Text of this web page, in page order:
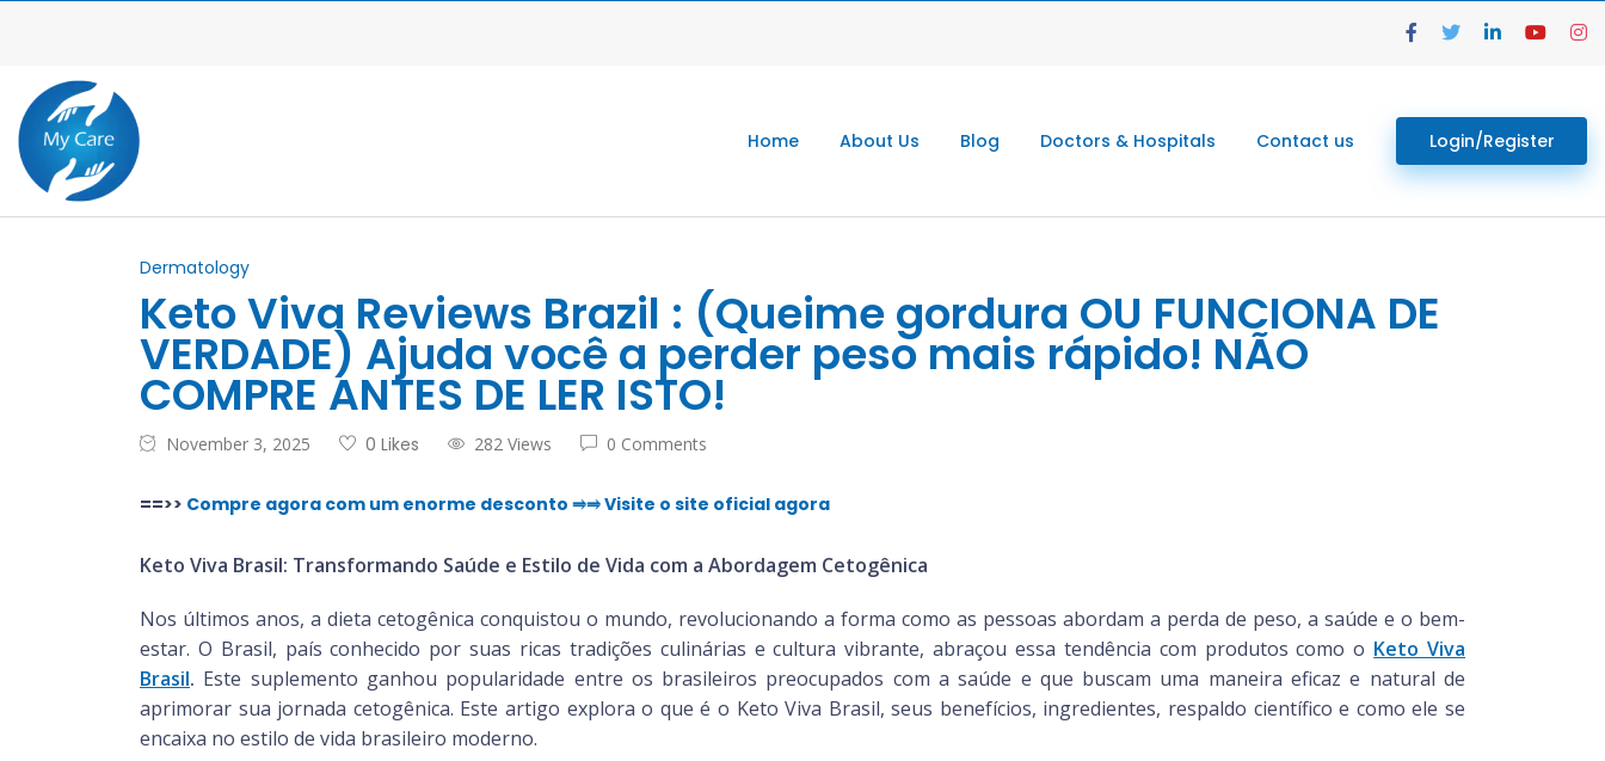
Home About Us Blog Doctors & Hospitals Contact us Login/Register
Dermatology
Keto Viva Reviews Brazil : (Queime gordura OU FUNCIONA DE
VERDADE) Ajuda você a perder peso mais rápido! NÃO
COMPRE ANTES DE LER ISTO!
November 3, 2025 0 Likes 282 Views 0 Comments
==>> Compre agora com um enorme desconto ⥤⥤ Visite o site oficial agora
Keto Viva Brasil: Transformando Saúde e Estilo de Vida com a Abordagem Cetogênica
Nos últimos anos, a dieta cetogênica conquistou o mundo, revolucionando a forma como as pessoas abordam a perda de peso, a saúde e o bem-
estar. O Brasil, país conhecido por suas ricas tradições culinárias e cultura vibrante, abraçou essa tendência com produtos como o Keto Viva
Brasil. Este suplemento ganhou popularidade entre os brasileiros preocupados com a saúde e que buscam uma maneira eficaz e natural de
aprimorar sua jornada cetogênica. Este artigo explora o que é o Keto Viva Brasil, seus benefícios, ingredientes, respaldo científico e como ele se
encaixa no estilo de vida brasileiro moderno.